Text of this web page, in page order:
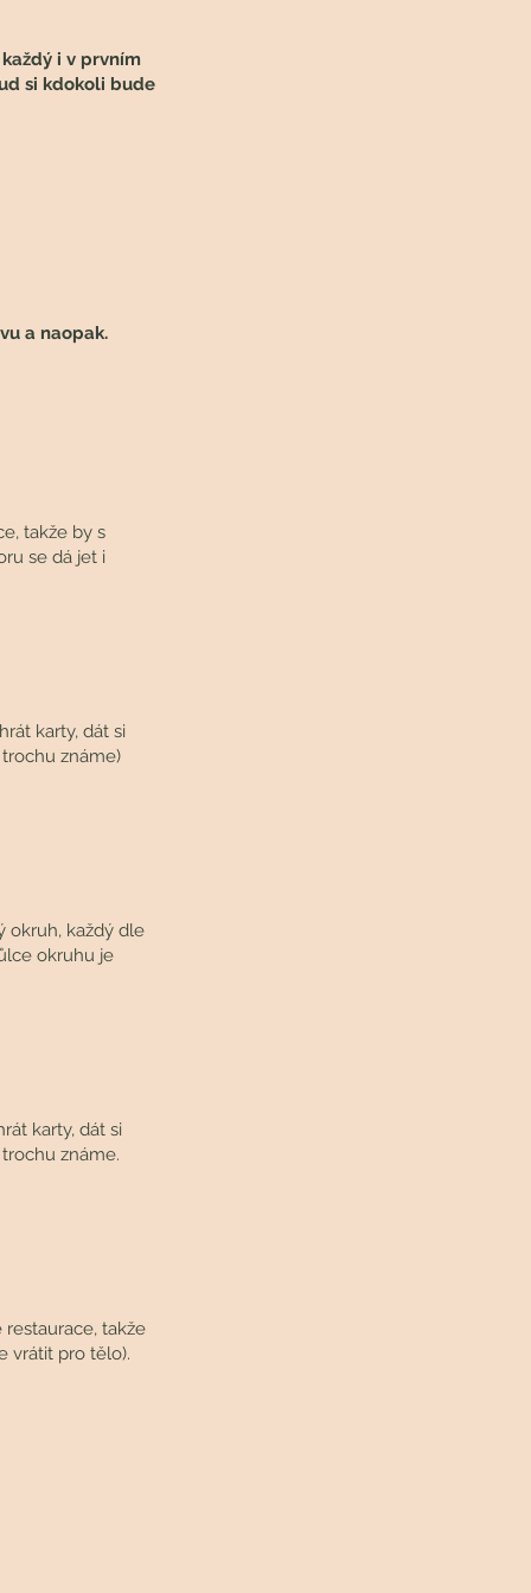
i v prvním
si kdokoli bude
a naopak.
takže by s
se dá jet i
karty, dát si
známe)
okruh, každý dle
okruhu je
karty, dát si
známe.
takže
vrátit pro tělo).